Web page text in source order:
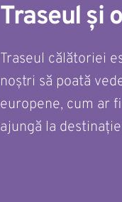
Traseul și
Traseul călătoriei
noștri să poată
europene, cum ar
ajungă la